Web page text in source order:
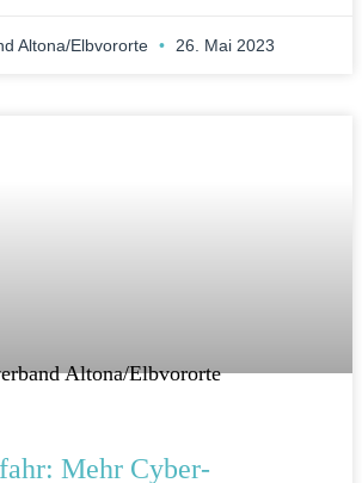
Altona/Elbvororte 26. Mai 2023
Mehr Cyber-